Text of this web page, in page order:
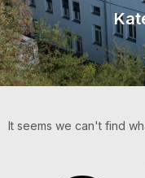
It seems we can't find